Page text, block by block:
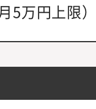
5万円上限